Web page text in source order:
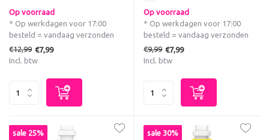
Op voorraad
* Op werkdagen voor 17:00
besteld = vandaag verzonden
€12,99 €7,99
Incl. btw
Op voorraad
* Op werkdagen voor 17:00
besteld = vandaag verzonden
€9,99 €7,99
Incl. btw
sale 25% sale 30%